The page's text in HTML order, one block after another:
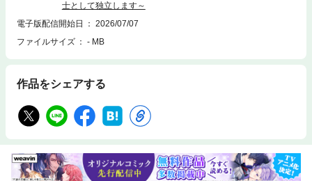
士として独立します～
電子版配信開始日
2026/07/07
ファイルサイズ
- MB
作品をシェアする